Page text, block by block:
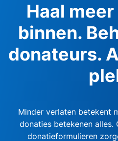
Haal
binnen.
donateurs.
Minder verlaten betekent
donaties betekenen alles.
donatieformulieren